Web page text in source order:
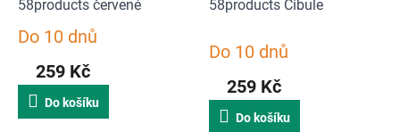
58products červené
Průměrné
produktu
5,0
Do 10 dnů
259 Kč
Do košíku
58products Cibule
Do 10 dnů
259 Kč
Do košíku